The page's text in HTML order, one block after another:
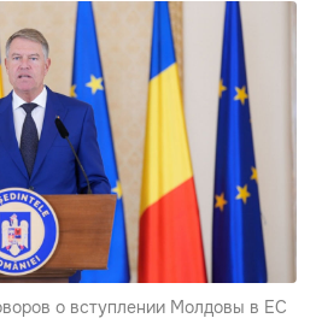
о вступлении Молдовы в ЕС